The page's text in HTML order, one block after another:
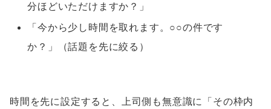
分ほどいただけますか？」
「今から少し時間を取れます。○○の件です
か？」（話題を先に絞る）
時間を先に設定すると、上司側も無意識に「その枠内